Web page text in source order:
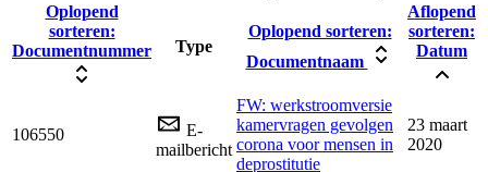
Oplopend
sorteren:
Documentnummer
Type
Oplopend sorteren:
Documentnaam
Aflopend
sorteren:
Datum
106550
E-
mailbericht
FW: werkstroomversie
kamervragen gevolgen
corona voor mensen in
deprostitutie
23 maart
2020